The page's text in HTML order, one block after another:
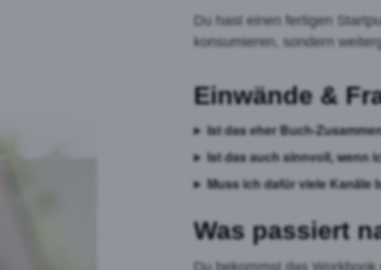
Du hast einen fertigen
konsumieren, sondern
Einwände &
Ist das eher Buch-
Ist das auch sinnvoll, wenn
Muss ich dafür viele Kanäle
Was passiert
Du bekommst das